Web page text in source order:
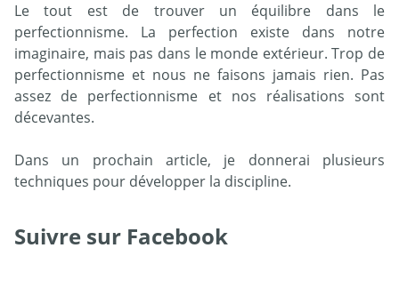
Le tout est de trouver un équilibre dans le
perfectionnisme. La perfection existe dans notre
imaginaire, mais pas dans le monde extérieur. Trop de
perfectionnisme et nous ne faisons jamais rien. Pas
assez de perfectionnisme et nos réalisations sont
décevantes.
Dans un prochain article, je donnerai plusieurs
techniques pour développer la discipline.
Suivre sur Facebook